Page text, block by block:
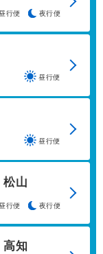
行便 夜行便
昼行便
昼行便
松山
行便 夜行便
高知